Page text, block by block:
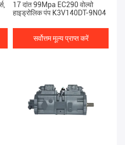
17 दांत 99Mpa EC290 वोल्वो
हाइड्रोलिक पंप K3V140DT-9N04
सर्वोत्तम मूल्य प्राप्त करें